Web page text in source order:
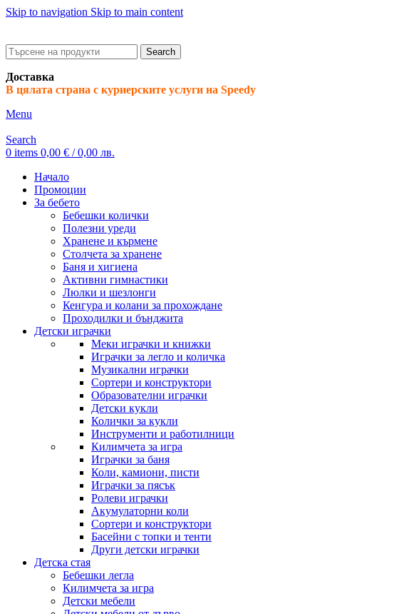
Skip to navigation Skip to main content
Search
Доставка
В цялата страна с куриерските услуги на Speedy
Menu
Search
0 items 0,00 € / 0,00 лв.
Начало
Промоции
За бебето
Бебешки колички
Полезни уреди
Хранене и кърмене
Столчета за хранене
Баня и хигиена
Активни гимнастики
Люлки и шезлонги
Кенгура и колани за прохождане
Проходилки и бънджита
Детски играчки
Меки играчки и книжки
Играчки за легло и количка
Музикални играчки
Сортери и конструктори
Образователни играчки
Детски кукли
Колички за кукли
Инструменти и работилници
Килимчета за игра
Играчки за баня
Коли, камиони, писти
Играчки за пясък
Ролеви играчки
Акумулаторни коли
Сортери и конструктори
Басейни с топки и тенти
Други детски играчки
Детска стая
Бебешки легла
Килимчета за игра
Детски мебели